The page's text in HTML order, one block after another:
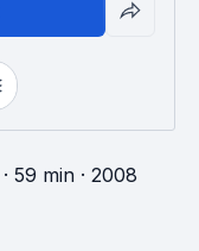
· 59 min · 2008